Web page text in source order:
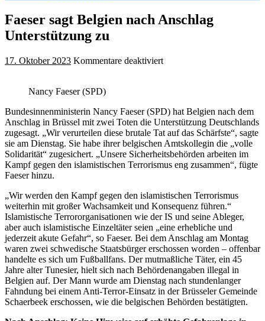
Faeser sagt Belgien nach Anschlag
Unterstützung zu
17. Oktober 2023 Kommentare deaktiviertfür
Anschlag
Unterstützung
zu
Nancy Faeser (SPD)
Bundesinnenministerin Nancy Faeser (SPD) hat Belgien nach dem
Anschlag in Brüssel mit zwei Toten die Unterstützung Deutschlands
zugesagt. „Wir verurteilen diese brutale Tat auf das Schärfste“, sagte
sie am Dienstag. Sie habe ihrer belgischen Amtskollegin die „volle
Solidarität“ zugesichert. „Unsere Sicherheitsbehörden arbeiten im
Kampf gegen den islamistischen Terrorismus eng zusammen“, fügte
Faeser hinzu.
„Wir werden den Kampf gegen den islamistischen Terrorismus
weiterhin mit großer Wachsamkeit und Konsequenz führen.“
Islamistische Terrororganisationen wie der IS und seine Ableger,
aber auch islamistische Einzeltäter seien „eine erhebliche und
jederzeit akute Gefahr“, so Faeser. Bei dem Anschlag am Montag
waren zwei schwedische Staatsbürger erschossen worden – offenbar
handelte es sich um Fußballfans. Der mutmaßliche Täter, ein 45
Jahre alter Tunesier, hielt sich nach Behördenangaben illegal in
Belgien auf. Der Mann wurde am Dienstag nach stundenlanger
Fahndung bei einem Anti-Terror-Einsatz in der Brüsseler Gemeinde
Schaerbeek erschossen, wie die belgischen Behörden bestätigten.